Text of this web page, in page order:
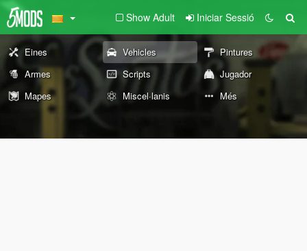
Show Adult Iniciar Sessió
Eines Vehicles
Pintures
Armes
Scripts
Jugador
Mapes
Miscel·lanis Més